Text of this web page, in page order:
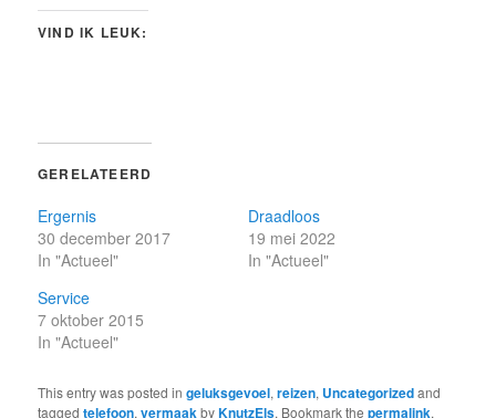
VIND IK LEUK:
GERELATEERD
Ergernis
30 december 2017
In "Actueel"
Draadloos
19 mei 2022
In "Actueel"
Service
7 oktober 2015
In "Actueel"
This entry was posted ingeluksgevoel,reizen, Uncategorizedand
taggedtelefoon,vermaakbyKnutzEls. Bookmark thepermalink.